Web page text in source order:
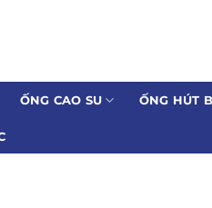
ỐNG CAO SU ỐNG HÚT